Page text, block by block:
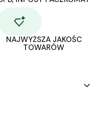
NAJWYŻSZA JAKOŚC
TOWARÓW